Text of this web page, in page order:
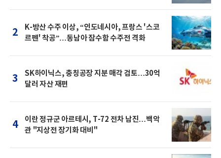
2
K-방산 수주 이상, “인도네시아, 프랑스 '스코
르펜' 착공”…동남아 잠수함 수주전 격화
3
SK하이닉스, 충칭공장 지분 매각 검토…30억
달러 자산 재편
4
이란 정규군 아르테시, T-72 전차 남진…백악
관 "지상전 장기화 대비"